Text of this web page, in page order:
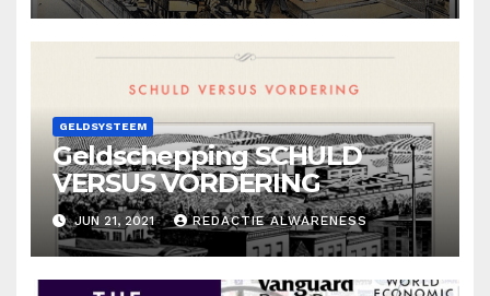
GELDSYSTEEM
Geldschepping SCHULD
VERSUS VORDERING
JUN 21, 2021 REDACTIE ALWARENESS